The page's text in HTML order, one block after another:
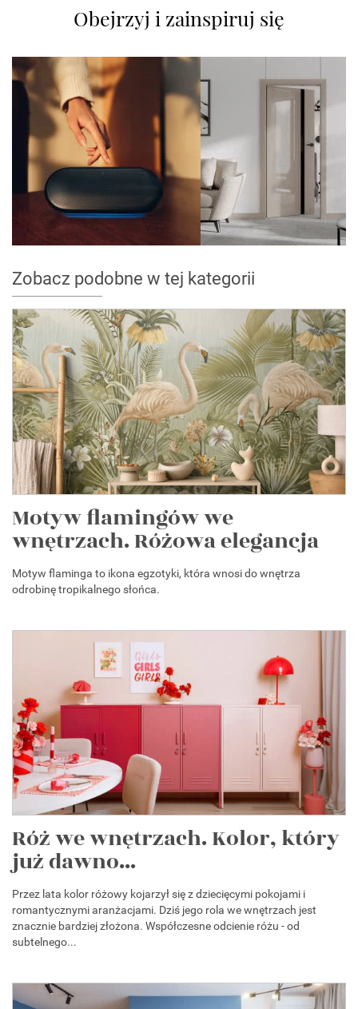
Obejrzyj i zainspiruj się
Zobacz podobne w tej kategorii
Motyw flamingów we
wnętrzach. Różowa elegancja
Motyw flaminga to ikona egzotyki, która wnosi do wnętrza
odrobinę tropikalnego słońca.
Róż we wnętrzach. Kolor, który
już dawno...
Przez lata kolor różowy kojarzył się z dziecięcymi pokojami i
romantycznymi aranżacjami. Dziś jego rola we wnętrzach jest
znacznie bardziej złożona. Współczesne odcienie różu - od
subtelnego...